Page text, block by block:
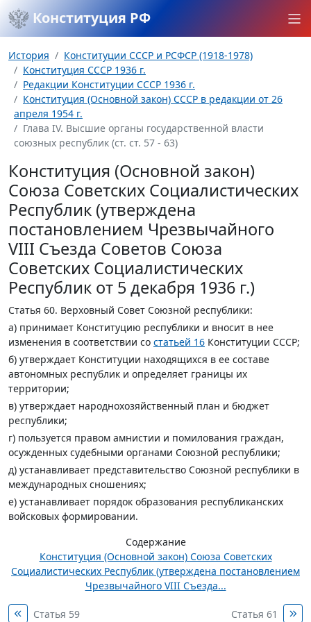
Конституция РФ
История
Конституции СССР и РСФСР (1918-1978)
Конституция СССР 1936 г.
Редакции Конституции СССР 1936 г.
Конституция (Основной закон) СССР в редакции от 26
апреля 1954 г.
Глава IV. Высшие органы государственной власти
союзных республик (ст. ст. 57 - 63)
Конституция (Основной закон)
Союза Советских Социалистических
Республик (утверждена
постановлением Чрезвычайного
VIII Съезда Советов Союза
Советских Социалистических
Республик от 5 декабря 1936 г.)
Статья 60. Верховный Совет Союзной республики:
а) принимает Конституцию республики и вносит в нее
изменения в соответствии со статьей 16 Конституции СССР;
б) утверждает Конституции находящихся в ее составе
автономных республик и определяет границы их
территории;
в) утверждает народнохозяйственный план и бюджет
республики;
г) пользуется правом амнистии и помилования граждан,
осужденных судебными органами Союзной республики;
д) устанавливает представительство Союзной республики в
международных сношениях;
е) устанавливает порядок образования республиканских
войсковых формировании.
Содержание
Конституция (Основной закон) Союза Советских
Социалистических Республик (утверждена постановлением
Чрезвычайного VIII Съезда...
Статья 59 Статья 61